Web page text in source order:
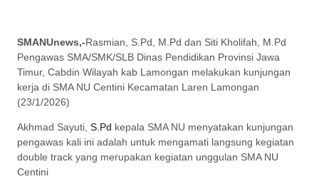
SMANUnews,-Rasmian, S.Pd, M.Pd dan Siti Kholifah, M.Pd
Pengawas SMA/SMK/SLB Dinas Pendidikan Provinsi Jawa
Timur, Cabdin Wilayah kab Lamongan melakukan kunjungan
kerja di SMA NU Centini Kecamatan Laren Lamongan
(23/1/2026)
Akhmad Sayuti, S.Pd kepala SMA NU menyatakan kunjungan
pengawas kali ini adalah untuk mengamati langsung kegiatan
double track yang merupakan kegiatan unggulan SMA NU
Centini